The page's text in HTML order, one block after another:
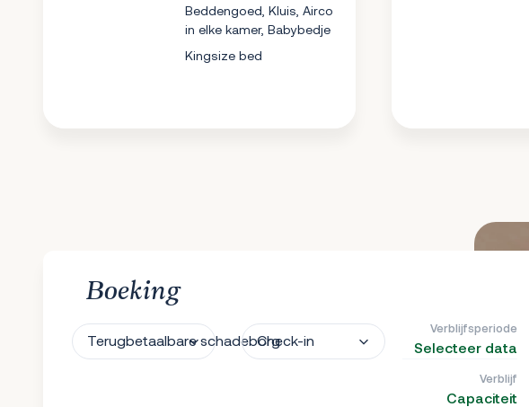
Beddengoed, Kluis, Airco
in elke kamer, Babybedje
Kingsize bed
Boeking
Terugbetaalbare schadeborgCheck-in
Verblijfsperiode
Selecteer data
Verblijf
Capaciteit